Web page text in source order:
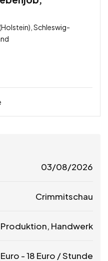
Schleswig-
03/08/2026
Crimmitschau
Produktion, Handwerk
Euro -18 Euro / Stunde